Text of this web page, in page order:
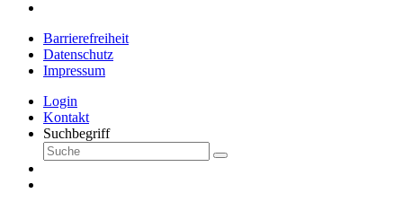
Barrierefreiheit
Datenschutz
Impressum
Login
Kontakt
Suchbegriff